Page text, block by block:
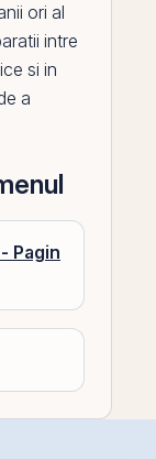
ori al
intre
si in
a
Pagin